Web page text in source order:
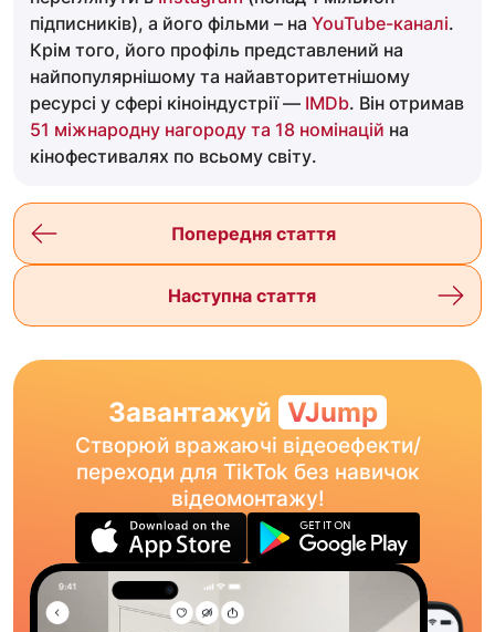
підписників), а його фільми – на YouTube-каналі.
Крім того, його профіль представлений на
найпопулярнішому та найавторитетнішому
ресурсі у сфері кіноіндустрії — IMDb. Він отримав
51 міжнародну нагороду та 18 номінацій на
кінофестивалях по всьому світу.
Попередня стаття
Наступна стаття
Завантажуй VJump
Створюй вражаючі відеоефекти/
переходи для TikTok без навичок
відеомонтажу!